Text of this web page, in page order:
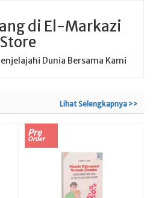
di El-Markazi
Store
Dunia Bersama Kami
Lihat Selengkapnya >>
Pre
Order